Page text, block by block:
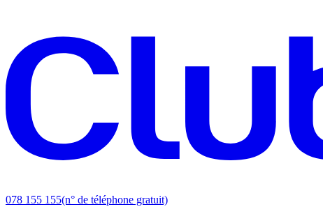
078 155 155(n° de téléphone gratuit)